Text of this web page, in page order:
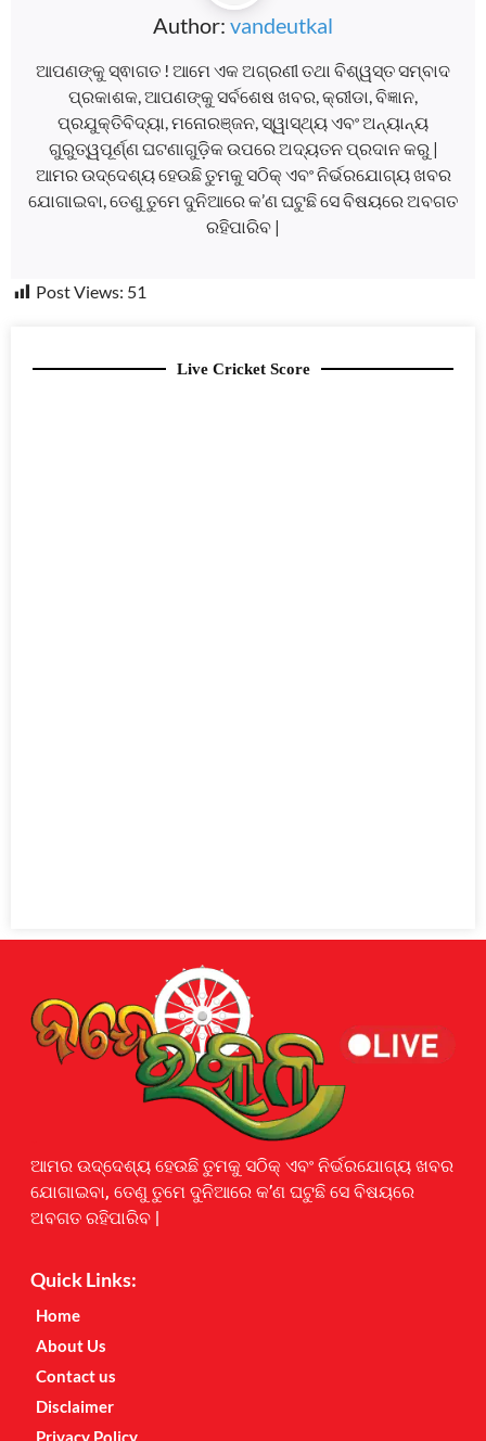
Author: vandeutkal
ଆପଣଙ୍କୁ ସ୍ଵାଗତ ! ଆମେ ଏକ ଅଗ୍ରଣୀ ତଥା ବିଶ୍ୱସ୍ତ ସମ୍ବାଦ
ପ୍ରକାଶକ, ଆପଣଙ୍କୁ ସର୍ବଶେଷ ଖବର, କ୍ରୀଡା, ବିଜ୍ଞାନ,
ପ୍ରଯୁକ୍ତିବିଦ୍ୟା, ମନୋରଞ୍ଜନ, ସ୍ୱାସ୍ଥ୍ୟ ଏବଂ ଅନ୍ୟାନ୍ୟ
ଗୁରୁତ୍ୱପୂର୍ଣ୍ଣ ଘଟଣାଗୁଡ଼ିକ ଉପରେ ଅଦ୍ୟତନ ପ୍ରଦାନ କରୁ |
ଆମର ଉଦ୍ଦେଶ୍ୟ ହେଉଛି ତୁମକୁ ସଠିକ୍ ଏବଂ ନିର୍ଭରଯୋଗ୍ୟ ଖବର
ଯୋଗାଇବା, ତେଣୁ ତୁମେ ଦୁନିଆରେ କ’ଣ ଘଟୁଛି ସେ ବିଷୟରେ ଅବଗତ
ରହିପାରିବ |
Post Views: 51
Live Cricket Score
ଆମର ଉଦ୍ଦେଶ୍ୟ ହେଉଛି ତୁମକୁ ସଠିକ୍ ଏବଂ ନିର୍ଭରଯୋଗ୍ୟ ଖବର
ଯୋଗାଇବା, ତେଣୁ ତୁମେ ଦୁନିଆରେ କ’ଣ ଘଟୁଛି ସେ ବିଷୟରେ
ଅବଗତ ରହିପାରିବ |
Quick Links:
Home
About Us
Contact us
Disclaimer
Privacy Policy